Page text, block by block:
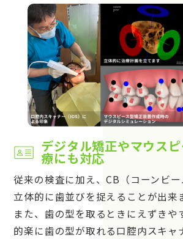
デジタル矯正やマウス
療にも対応
従来の検査に加え、CB（コーンビ
立体的に歯並びを捉えることが出来
また、歯の型を取るときにえずきや
的楽に歯の型が取れる口腔内スキャ